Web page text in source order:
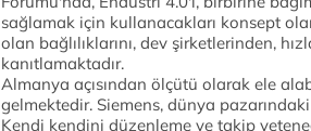
sağlamak için kullanacakları konsept
olan bağlılıklarını, dev şirketlerinden,
kanıtlamaktadır.
Almanya açısından ölçütü olarak ele
gelmektedir. Siemens, dünya
Kendi kendini düzenleme ve takip